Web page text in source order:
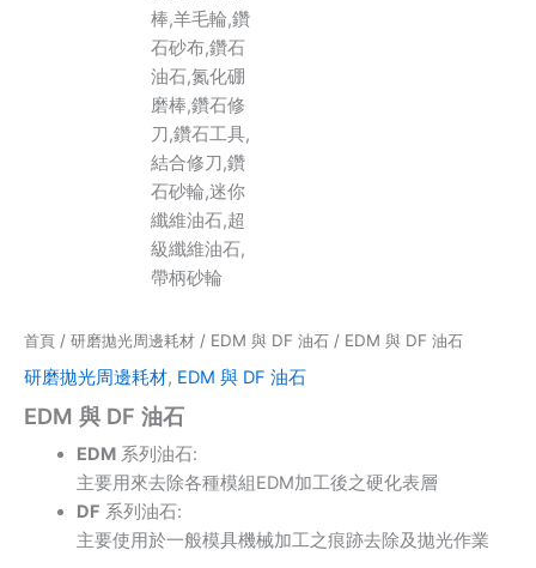
首頁 / 研磨拋光周邊耗材 / EDM 與 DF 油石 / EDM 與 DF 油石
研磨拋光周邊耗材, EDM 與 DF 油石
EDM 與 DF 油石
EDM系列油石:
主要用來去除各種模組EDM加工後之硬化表層
DF 系列油石:
主要使用於一般模具機械加工之痕跡去除及拋光作業